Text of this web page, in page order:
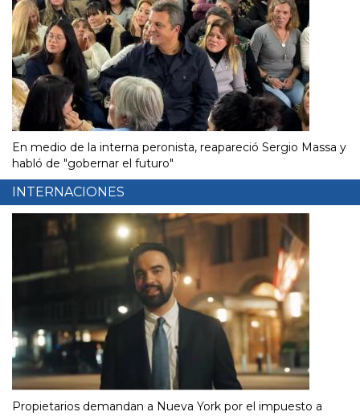
En medio de la interna peronista, reapareció Sergio Massa y
habló de "gobernar el futuro"
INTERNACIONES
Propietarios demandan a Nueva York por el impuesto a